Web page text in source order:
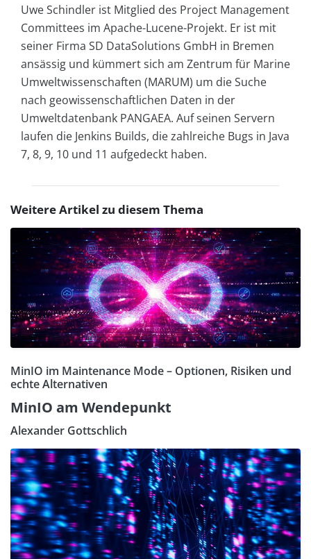
Uwe Schindler ist Mitglied des Project Management
Committees im Apache-Lucene-Projekt. Er ist mit
seiner Firma SD DataSolutions GmbH in Bremen
ansässig und kümmert sich am Zentrum für Marine
Umweltwissenschaften (MARUM) um die Suche
nach geowissenschaftlichen Daten in der
Umweltdatenbank PANGAEA. Auf seinen Servern
laufen die Jenkins Builds, die zahlreiche Bugs in Java
7, 8, 9, 10 und 11 aufgedeckt haben.
Weitere Artikel zu diesem Thema
MinIO im Maintenance Mode – Optionen, Risiken und
echte Alternativen
MinIO am Wendepunkt
Alexander Gottschlich